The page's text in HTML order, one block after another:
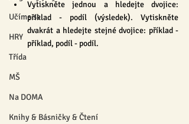
Učíme se
HRY
Třída
MŠ
Na DOMA
Knihy & Básničky & Čtení
Vytiskněte jednou a hledejte dvojice:
příklad - podíl (výsledek). Vytiskněte
dvakrát a hledejte stejné dvojice: příklad -
příklad, podíl - podíl.